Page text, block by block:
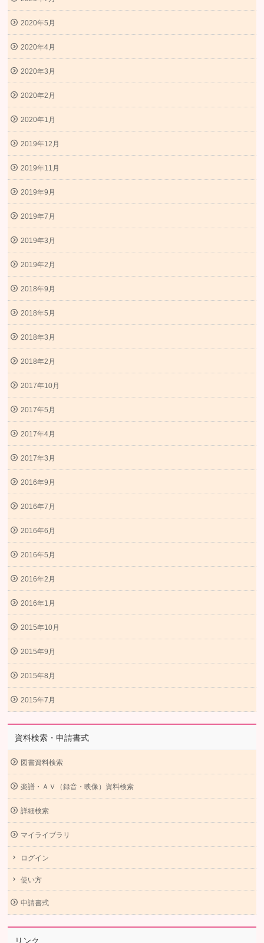
2020年5月
2020年4月
2020年3月
2020年2月
2020年1月
2019年12月
2019年11月
2019年9月
2019年7月
2019年3月
2019年2月
2018年9月
2018年5月
2018年3月
2018年2月
2017年10月
2017年5月
2017年4月
2017年3月
2016年9月
2016年7月
2016年6月
2016年5月
2016年2月
2016年1月
2015年10月
2015年9月
2015年8月
2015年7月
資料検索・申請書式
図書資料検索
楽譜・ＡＶ（録音・映像）資料検索
詳細検索
マイライブラリ
ログイン
使い方
申請書式
リンク